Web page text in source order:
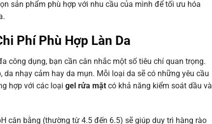
sản phẩm phù hợp với nhu cầu của mình để tối ưu hóa
Phí Phù Hợp Làn Da
công dụng, bạn cần cân nhắc một số tiêu chí quan trọng.
nhạy cảm hay da mụn. Mỗi loại da sẽ có những yêu cầu
hợp với các loại gel rửa mặt có khả năng kiểm soát dầu và
cân bằng (thường từ 4.5 đến 6.5) sẽ giúp duy trì hàng rào